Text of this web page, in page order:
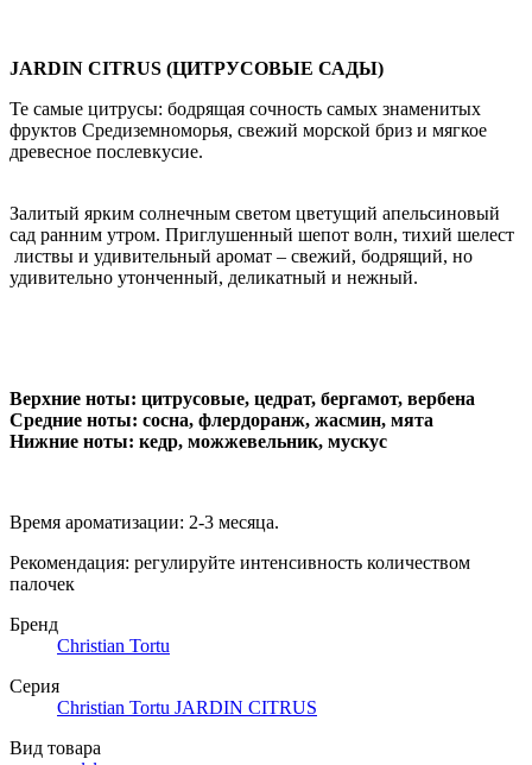
JARDIN CITRUS (ЦИТРУСОВЫЕ САДЫ)
Те самые цитрусы: бодрящая сочность самых знаменитых
фруктов Средиземноморья, свежий морской бриз и мягкое
древесное послевкусие.
Залитый ярким солнечным светом цветущий апельсиновый
сад ранним утром. Приглушенный шепот волн, тихий шелест
листвы и удивительный аромат – свежий, бодрящий, но
удивительно утонченный, деликатный и нежный.
Верхние ноты: цитрусовые, цедрат, бергамот, вербена
Средние ноты: сосна, флердоранж, жасмин, мята
Нижние ноты: кедр, можжевельник, мускус
Время ароматизации: 2-3 месяца.
Рекомендация: регулируйте интенсивность количеством
палочек
Бренд
Christian Tortu
Серия
Christian Tortu JARDIN CITRUS
Вид товара